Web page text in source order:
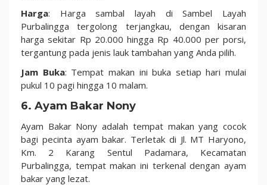
Harga: Harga sambal layah di Sambel Layah
Purbalingga tergolong terjangkau, dengan kisaran
harga sekitar Rp 20.000 hingga Rp 40.000 per porsi,
tergantung pada jenis lauk tambahan yang Anda pilih.
Jam Buka: Tempat makan ini buka setiap hari mulai
pukul 10 pagi hingga 10 malam.
6. Ayam Bakar Nony
Ayam Bakar Nony adalah tempat makan yang cocok
bagi pecinta ayam bakar. Terletak di Jl. MT Haryono,
Km. 2 Karang Sentul Padamara, Kecamatan
Purbalingga, tempat makan ini terkenal dengan ayam
bakar yang lezat.